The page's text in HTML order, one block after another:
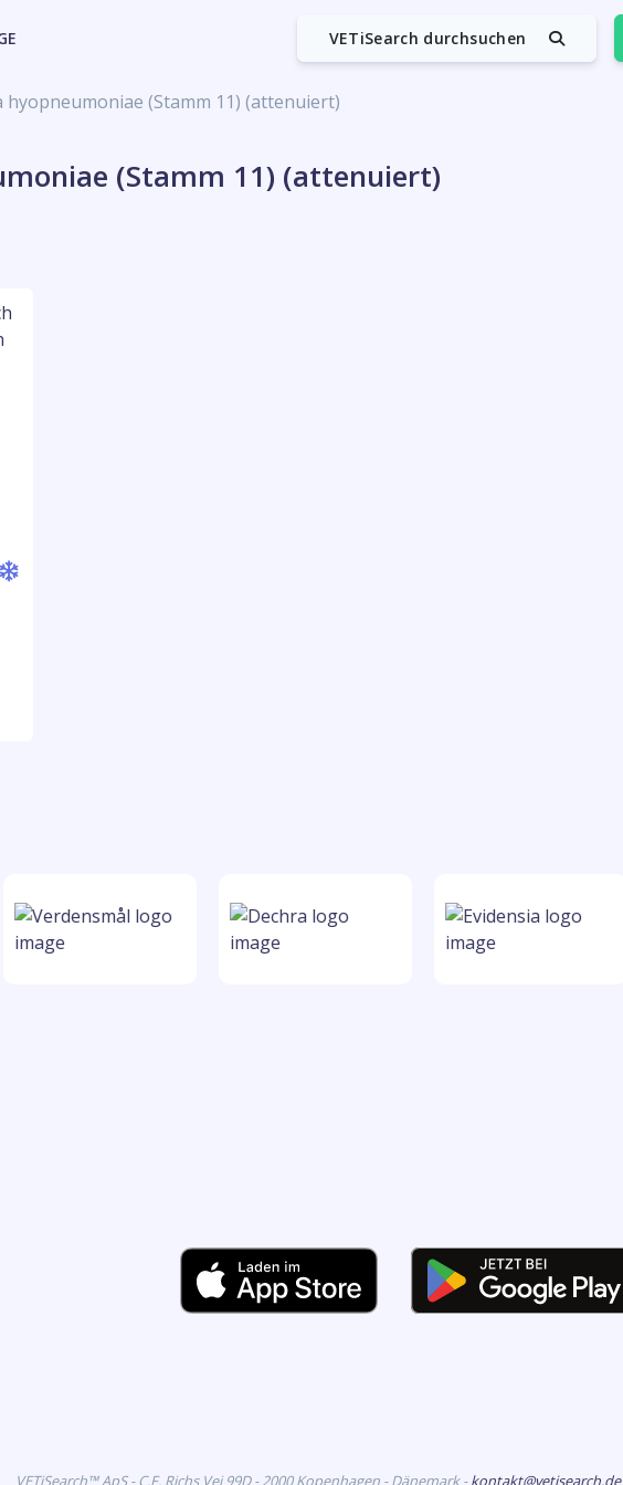
VETiSearch durchsuchen
hyopneumoniae (Stamm 11) (attenuiert)
(Stamm 11) (attenuiert)
VETiSearch™ ApS - C.F. Richs Vej 99D - 2000 Kopenhagen - Dänemark -kontakt@vetisearch.de